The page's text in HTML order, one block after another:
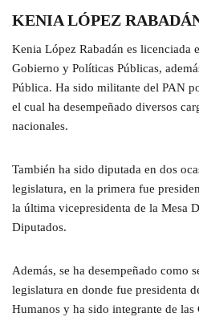
KENIA LÓPEZ
Kenia López Rabadán es licenciada
Gobierno y Políticas Públicas,
Pública. Ha sido militante del PAN
el cual ha desempeñado diversos
nacionales.
También ha sido diputada en dos
legislatura, en la primera fue
la última vicepresidenta de la Mesa
Diputados.
Además, se ha desempeñado
legislatura en donde fue presidenta
Humanos y ha sido integrante de